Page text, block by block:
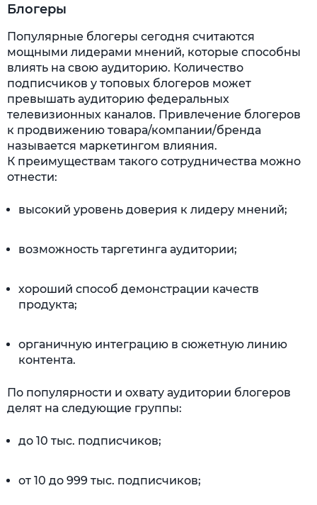
Блогеры
Популярные блогеры сегодня считаются
мощными лидерами мнений, которые способны
влиять на свою аудиторию. Количество
подписчиков у топовых блогеров может
превышать аудиторию федеральных
телевизионных каналов. Привлечение блогеров
к продвижению товара/компании/бренда
называется маркетингом влияния.
К преимуществам такого сотрудничества можно
отнести:
высокий уровень доверия к лидеру мнений;
возможность таргетинга аудитории;
хороший способ демонстрации качеств
продукта;
органичную интеграцию в сюжетную линию
контента.
По популярности и охвату аудитории блогеров
делят на следующие группы:
до 10 тыс. подписчиков;
от 10 до 999 тыс. подписчиков;